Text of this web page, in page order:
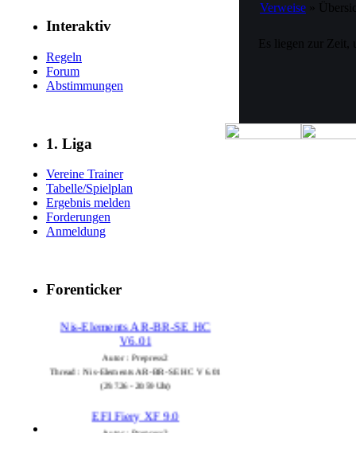
Interaktiv
Regeln
Forum
Abstimmungen
1. Liga
Vereine Trainer
Tabelle/Spielplan
Ergebnis melden
Forderungen
Anmeldung
Forenticker
Nis-Elements AR-BR-SE HC
V6.01
Autor : Prepress2
Thread : Nis-Elements AR-BR-SE HC V6.01
(29.7.26 - 20:59 Uhr)
EFI Fiery XF 9.0
Autor : Prepress2
Verweise »
Es liegen zur Zeit,